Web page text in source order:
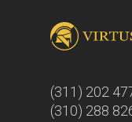
(311) 202
(310) 288